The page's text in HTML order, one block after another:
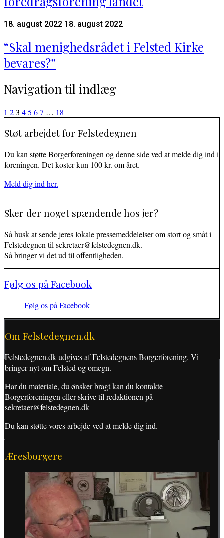
18. august 2022 18. august 2022
“Skal menighedsrådet i Felsted Kirke
bevares?”
Navigation til indlæg
1 23 45 67 … 18
Støt arbejdet for Felstedegnen
Du kan støtte Borgerforeningen og denne side ved at melde dig ind i
foreningen. Det koster kun 100 kr. om året.
Meld dig ind her.
Sker der noget spændende hos jer?
Så husk at sende jeres lokale pressemeddelelser om stort og småt i
Felstedegnen til sekretaer@felstedegnen.dk.
Så bringer vi det ud til offentligheden.
Følg os på Facebook
Følg os på Facebook
Om Felstedegnen.dk
Felstedegnen.dk udgives af Felstedegnens Borgerforening. Vi
bringer nyt om Felsted og omegn.
Har du materiale, du ønsker bragt kan du kontakte
Borgerforeningen eller skrive til redaktionen på
sekretaer@felstedegnen.dk
Du kan støtte vores arbejde ved at melde dig ind.
Æresborgere